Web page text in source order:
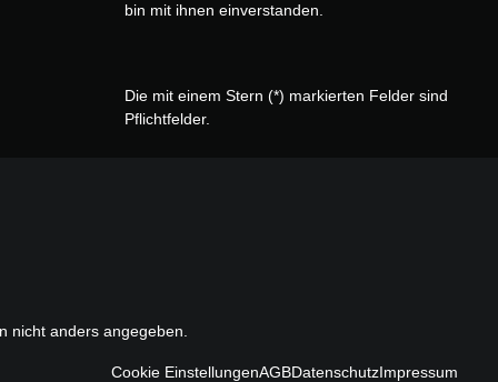
bin mit ihnen einverstanden.
Die mit einem Stern (*) markierten Felder sind
Pflichtfelder.
nicht anders angegeben.
Cookie EinstellungenAGBDatenschutzImpressum